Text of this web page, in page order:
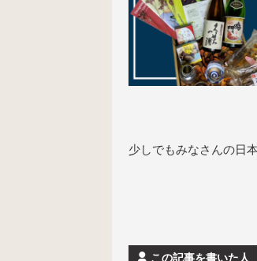
少しでもみなさんの日
この記事を書いた人